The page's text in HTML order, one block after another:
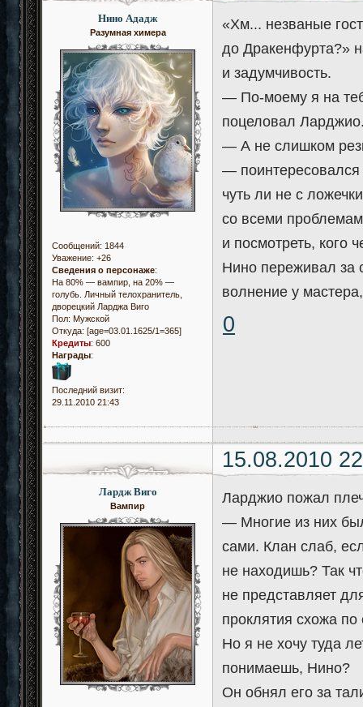
Нино Ададж
Разумная химера
Сообщений: 1844
Уважение: +26
Сведения о персонаже:
На 80% — вампир, на 20% —
голубь. Личный телохранитель,
дворецкий Ларджа Виго
Пол: Мужской
Откуда: [age=03.01.1625/1=365]
Кредиты: 600
Награды:
Последний визит:
29.11.2010 21:43
«Хм... незваные
до Дракенфурта?»
и задумчивость.
— По-моему я на
поцеловал
— А не слишком
—
чуть ли не с
со всеми
и посмотреть, кого
Нино переживал за
волнение у
0
15.08.2010
Лардж Виго
Вампир
Ларджио пожал
— Многие из них
сами. Клан слаб,
не находишь? Так
не представляет
проклятия схожа по
Но я не хочу туда
понимаешь, Нино?
Он обнял его за